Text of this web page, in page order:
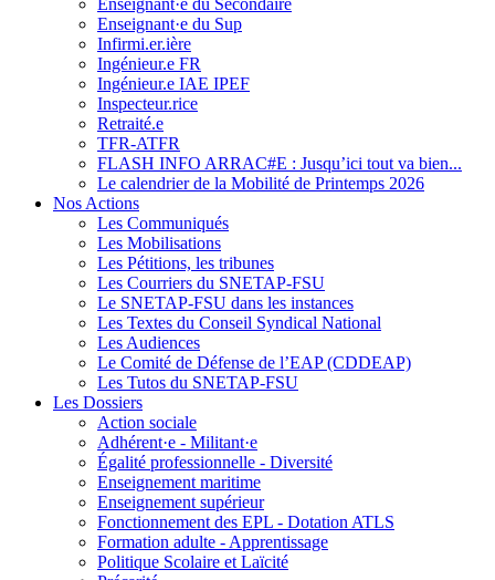
Enseignant·e du Sup
Infirmi.er.ière
Ingénieur.e FR
Ingénieur.e IAE IPEF
Inspecteur.rice
Retraité.e
TFR-ATFR
FLASH INFO ARRAC#E : Jusqu’ici tout va bien...
Le calendrier de la Mobilité de Printemps 2026
Nos Actions
Les Communiqués
Les Mobilisations
Les Pétitions, les tribunes
Les Courriers du SNETAP-FSU
Le SNETAP-FSU dans les instances
Les Textes du Conseil Syndical National
Les Audiences
Le Comité de Défense de l’EAP (CDDEAP)
Les Tutos du SNETAP-FSU
Les Dossiers
Action sociale
Adhérent·e - Militant·e
Égalité professionnelle - Diversité
Enseignement maritime
Enseignement supérieur
Fonctionnement des EPL - Dotation ATLS
Formation adulte - Apprentissage
Politique Scolaire et Laïcité